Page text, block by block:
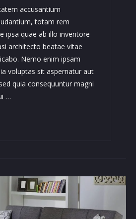
accusantium
totam rem
ipsa quae ab illo inventore
architecto beatae vitae
Nemo enim ipsam
voluptas sit aspernatur aut
quia consequuntur magni
…